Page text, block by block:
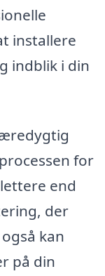
installere
indblik i din
for
lettere end
der
kan
på din